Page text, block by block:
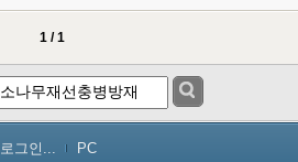
1 / 1
로그인... PC